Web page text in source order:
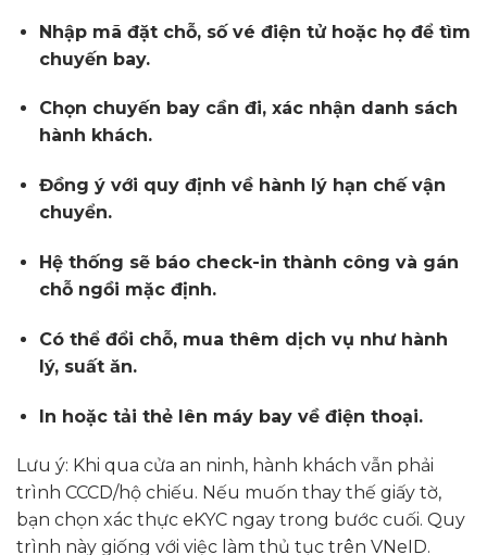
Nhập mã đặt chỗ, số vé điện tử hoặc họ để tìm
chuyến bay.
Chọn chuyến bay cần đi, xác nhận danh sách
hành khách.
Đồng ý với quy định về hành lý hạn chế vận
chuyển.
Hệ thống sẽ báo check-in thành công và gán
chỗ ngồi mặc định.
Có thể đổi chỗ, mua thêm dịch vụ như hành
lý, suất ăn.
In hoặc tải thẻ lên máy bay về điện thoại.
Lưu ý: Khi qua cửa an ninh, hành khách vẫn phải
trình CCCD/hộ chiếu. Nếu muốn thay thế giấy tờ,
bạn chọn xác thực eKYC ngay trong bước cuối. Quy
trình này giống với việc làm thủ tục trên VNeID.